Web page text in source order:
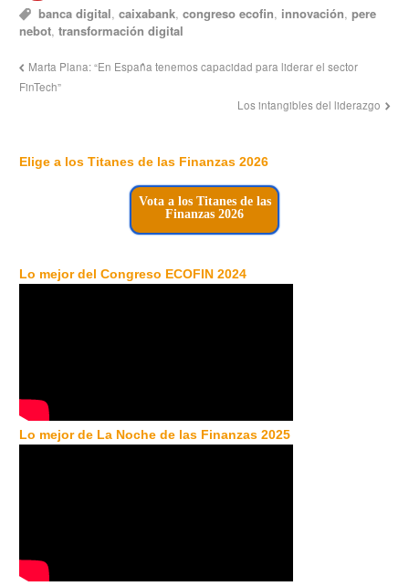
banca digital,caixabank,congreso ecofin, innovación,pere
nebot,transformación digital
Marta Plana: “En España tenemos capacidad para liderar el sector
FinTech”
Los intangibles del liderazgo
Elige a los Titanes de las Finanzas 2026
Vota a los Titanes de las
Finanzas 2026
Lo mejor del Congreso ECOFIN 2024
Lo mejor de La Noche de las Finanzas 2025